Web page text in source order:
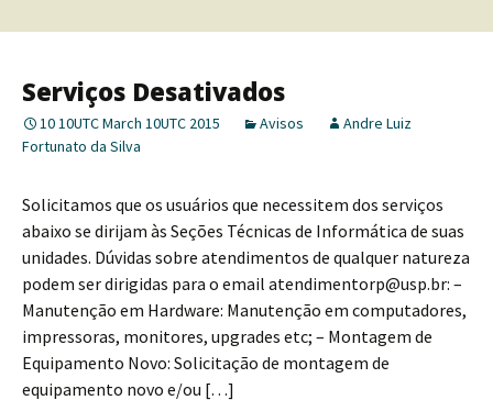
Serviços Desativados
10 10UTC March 10UTC 2015 Avisos
Andre Luiz
Fortunato da Silva
Solicitamos que os usuários que necessitem dos serviços
abaixo se dirijam às Seções Técnicas de Informática de suas
unidades. Dúvidas sobre atendimentos de qualquer natureza
podem ser dirigidas para o email atendimentorp@usp.br: –
Manutenção em Hardware: Manutenção em computadores,
impressoras, monitores, upgrades etc; – Montagem de
Equipamento Novo: Solicitação de montagem de
equipamento novo e/ou […]